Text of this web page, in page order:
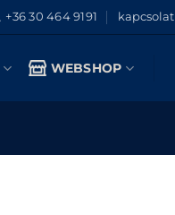
+36 30 464 9191 kapcsolat
WEBSHOP